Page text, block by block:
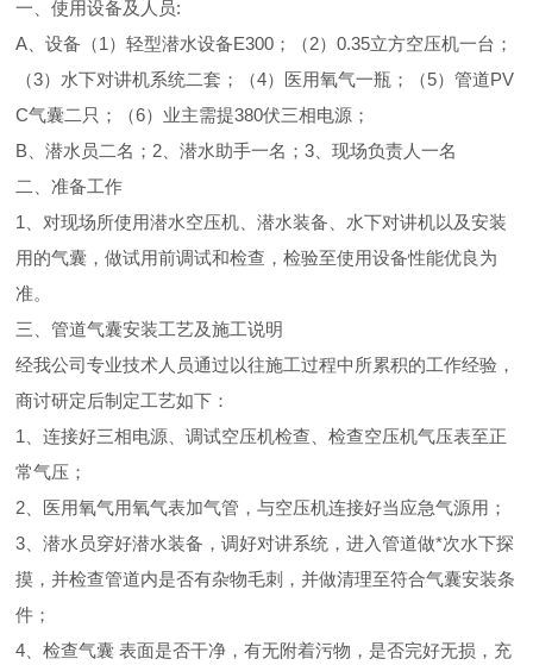
一、使用设备及人员:
A、设备（1）轻型潜水设备E300；（2）0.35立方空压机一台；
（3）水下对讲机系统二套；（4）医用氧气一瓶；（5）管道PV
C气囊二只；（6）业主需提380伏三相电源；
B、潜水员二名；2、潜水助手一名；3、现场负责人一名
二、准备工作
1、对现场所使用潜水空压机、潜水装备、水下对讲机以及安装
用的气囊，做试用前调试和检查，检验至使用设备性能优良为
准。
三、管道气囊安装工艺及施工说明
经我公司专业技术人员通过以往施工过程中所累积的工作经验，
商讨研定后制定工艺如下：
1、连接好三相电源、调试空压机检查、检查空压机气压表至正
常气压；
2、医用氧气用氧气表加气管，与空压机连接好当应急气源用；
3、潜水员穿好潜水装备，调好对讲系统，进入管道做*次水下探
摸，并检查管道内是否有杂物毛刺，并做清理至符合气囊安装条
件；
4、检查气囊 表面是否干净，有无附着污物，是否完好无损，充